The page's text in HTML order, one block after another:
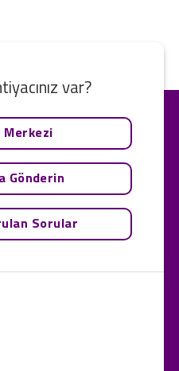
var?
Merkezi
Gönderin
Sorular